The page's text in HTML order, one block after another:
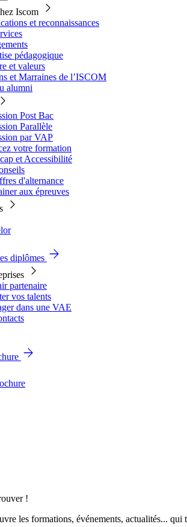
Iscom
et reconnaissances
pédagogique
et valeurs
et Marraines de l’ISCOM
alumni
Post Bac
Parallèle
par VAP
votre formation
et Accessibilité
d'alternance
aux épreuves
diplômes
partenaire
vos talents
dans une VAE
!
les formations, événements, actualités... qui